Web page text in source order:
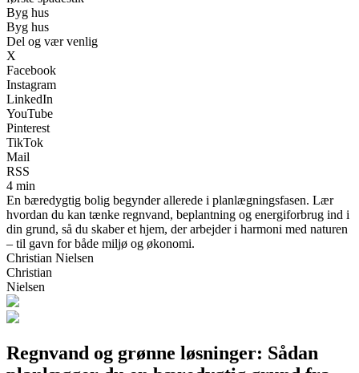
Byg hus
Byg hus
Del og vær venlig
X
Facebook
Instagram
LinkedIn
YouTube
Pinterest
TikTok
Mail
RSS
4 min
En bæredygtig bolig begynder allerede i planlægningsfasen. Lær
hvordan du kan tænke regnvand, beplantning og energiforbrug ind i
din grund, så du skaber et hjem, der arbejder i harmoni med naturen
– til gavn for både miljø og økonomi.
Christian Nielsen
Christian
Nielsen
Regnvand og grønne løsninger: Sådan